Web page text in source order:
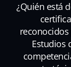
¿Quién está
Estudios